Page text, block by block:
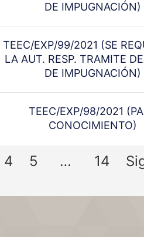
DE IMPUGNACIÓN)
TEEC/EXP/99/2021 (SE
LA AUT. RESP. TRAMITE
DE IMPUGNACIÓN)
TEEC/EXP/98/2021
CONOCIMIENTO)
4 5 … 14